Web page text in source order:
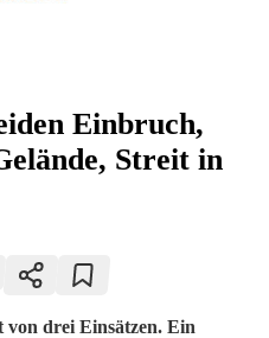
Einbruch,
Streit in
von drei Einsätzen. Ein